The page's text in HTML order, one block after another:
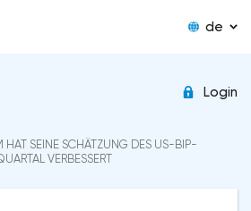
de
Login
HAT SEINE SCHÄTZUNG DES US-BIP-
VERBESSERT